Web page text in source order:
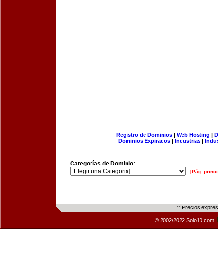
Registro de Dominios| Web Hosting |
Dominios Expirados | Industrias |
Categorías de Dominio:
[Pág.
** Precios
© 2002/2022 Solo10.com